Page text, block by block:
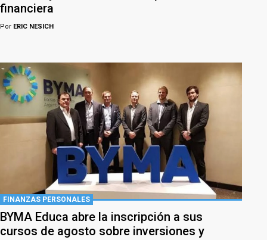
financiera
Por ERIC NESICH
FINANZAS PERSONALES
BYMA Educa abre la inscripción a sus
cursos de agosto sobre inversiones y